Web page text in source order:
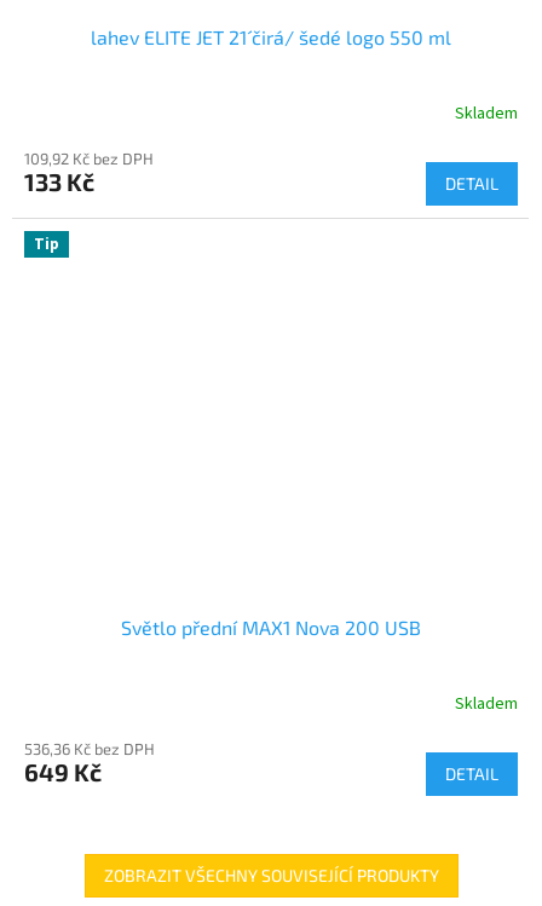
lahev ELITE JET 21´ čirá/ šedé logo 550 ml
Skladem
109,92 Kč bez DPH
133 Kč DETAIL
Tip
Světlo přední MAX1 Nova 200 USB
Skladem
536,36 Kč bez DPH
649 Kč DETAIL
ZOBRAZIT VŠECHNY SOUVISEJÍCÍ PRODUKTY